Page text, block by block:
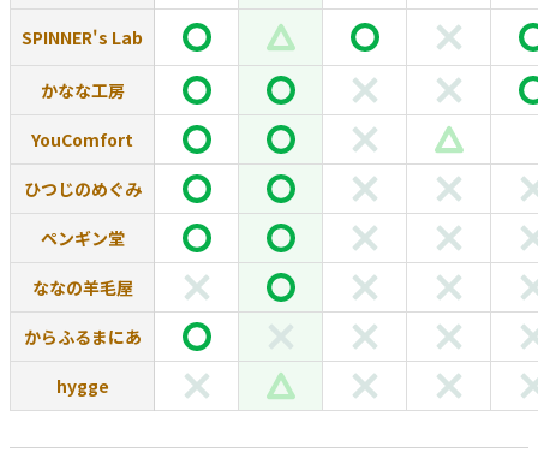
SPINNER's Lab
かなな工房
YouComfort
ひつじのめぐみ
ペンギン堂
ななの羊毛屋
からふるまにあ
hygge